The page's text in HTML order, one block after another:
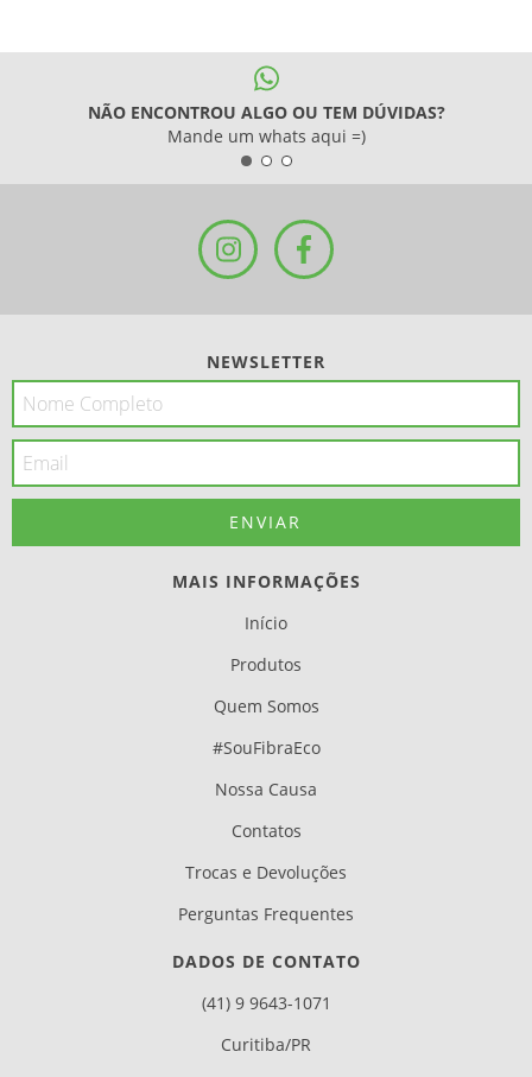
NÃO ENCONTROU ALGO OU TEM DÚVIDAS?
Mande um whats aqui =)
NEWSLETTER
MAIS INFORMAÇÕES
Início
Produtos
Quem Somos
#SouFibraEco
Nossa Causa
Contatos
Trocas e Devoluções
Perguntas Frequentes
DADOS DE CONTATO
(41) 9 9643-1071
Curitiba/PR